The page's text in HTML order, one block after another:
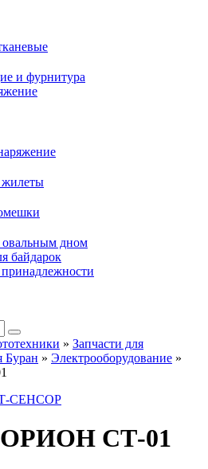
и фурнитура
жилеты
дном
байдарок
» Запчасти для
Буран » Электрооборудование »
ОРИОН СТ-01